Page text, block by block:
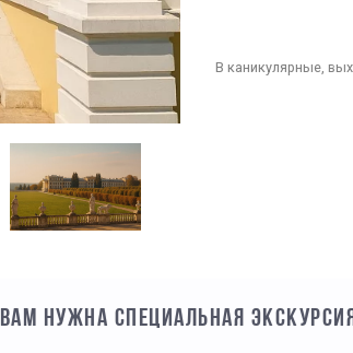
В каникулярные,
ВАМ НУЖНА СПЕЦИАЛЬНАЯ